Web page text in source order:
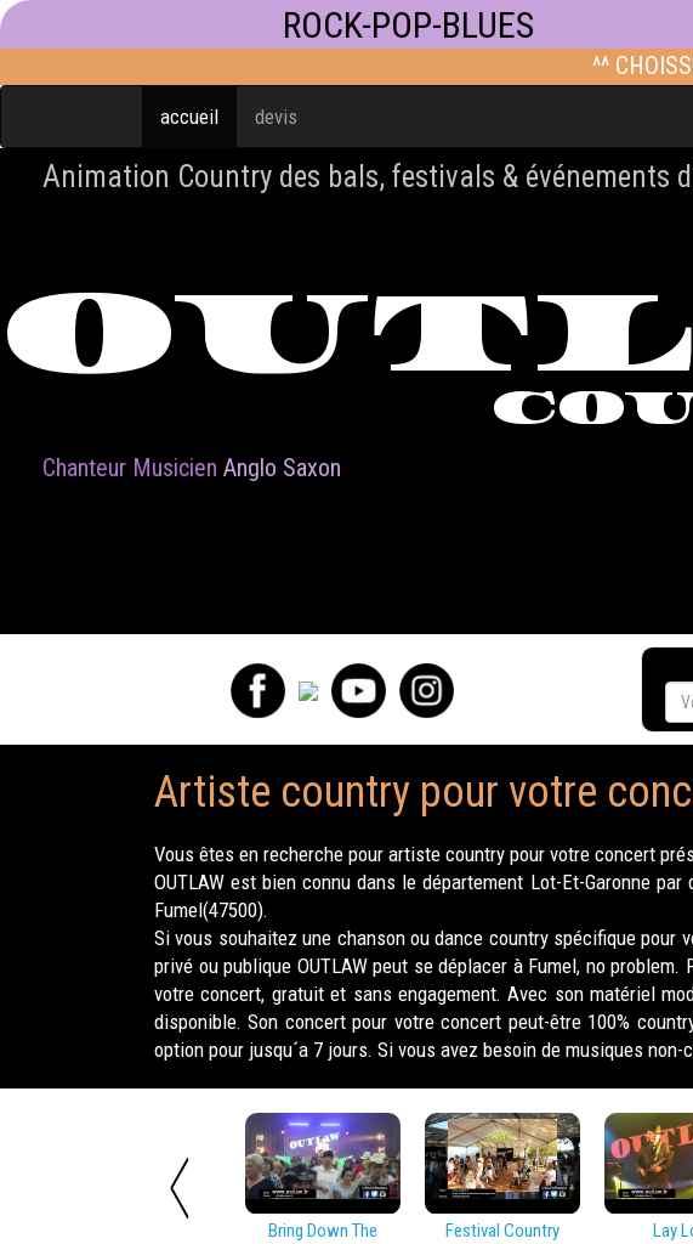
ROCK-POP-BLUES
^^
accueil devis
Animation Country des bals, festivals & événements
Chanteur Musicien Anglo Saxon
Artiste country pour votre
Vous êtes en recherche pour artiste country pour votre concert
OUTLAW est bien connu dans le département Lot-Et-Garonne
Fumel(47500).
Si vous souhaitez une chanson ou dance country spécifique pour
privé ou publique OUTLAW peut se déplacer à Fumel, no
votre concert, gratuit et sans engagement. Avec son matériel
disponible. Son concert pour votre concert peut-être 100%
option pour jusqu´a 7 jours. Si vous avez besoin de musiques
Bring Down The
Festival Country
Lay